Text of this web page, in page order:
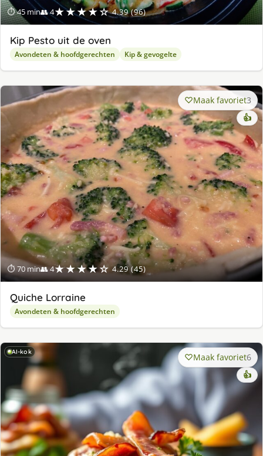
⏱ 45 min👥 4★★★★☆ 4.39 (96)
Kip Pesto uit de oven
Avondeten & hoofdgerechten Kip & gevogelte
⏱ 70 min👥 4★★★★☆ 4.29 (45)
Maak favoriet3
👍
Quiche Lorraine
Avondeten & hoofdgerechten
AI-kok Maak favoriet6
👍